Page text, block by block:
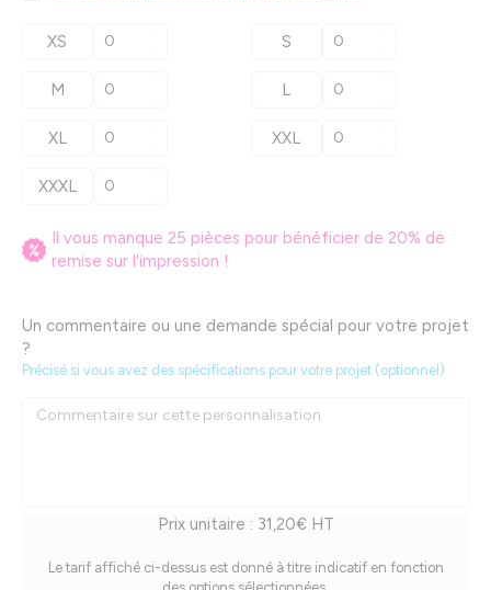
XS S
M L
XL XXL
XXXL
Il vous manque 25 pièces pour bénéficier de 20% de
remise sur l'impression !
Un commentaire ou une demande spécial pour votre projet
?
Précisé si vous avez des spécifications pour votre projet (optionnel)
Prix unitaire : 31,20€ HT
Le tarif affiché ci-dessus est donné à titre indicatif en fonction